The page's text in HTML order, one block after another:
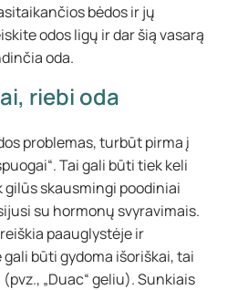
bėdos ir jų
odos ligų ir dar šią vasarą
oda.
riebi oda
problemas, turbūt pirma į
Tai gali būti tiek keli
skausmingi poodiniai
su hormonų svyravimais.
paauglystėje ir
būti gydoma išoriškai, tai
„Duac“ geliu). Sunkiais